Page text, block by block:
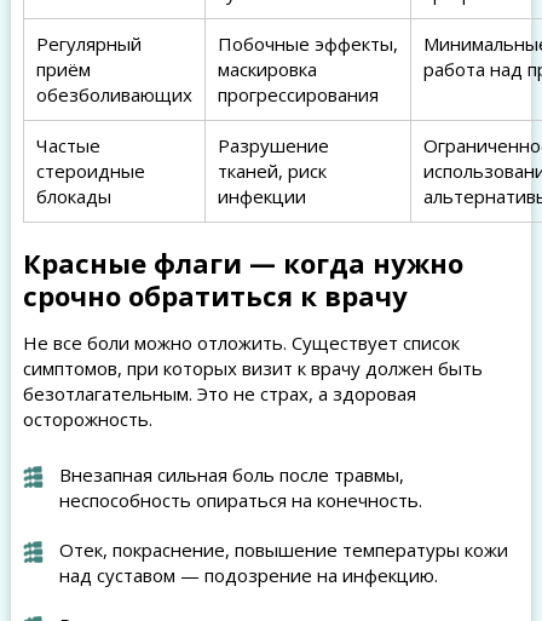
Регулярный
приём
обезболивающих
Побочные эффекты,
маскировка
прогрессирования
работа над
Частые
стероидные
блокады
Разрушение
тканей, риск
инфекции
Красные флаги — когда нужно
срочно обратиться к врачу
Не все боли можно отложить. Существует список
симптомов, при которых визит к врачу должен быть
безотлагательным. Это не страх, а здоровая
осторожность.
Внезапная сильная боль после травмы,
неспособность опираться на конечность.
Отек, покраснение, повышение температуры кожи
над суставом — подозрение на инфекцию.